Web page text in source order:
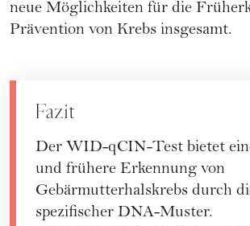
neue Möglichkeiten für die
Prävention von Krebs insgesamt.
Fazit
Der WID-qCIN-Test bietet
und frühere Erkennung von
Gebärmutterhalskrebs durch
spezifischer DNA-Muster.